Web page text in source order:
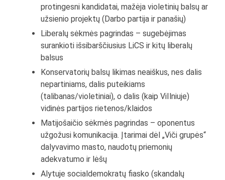
protingesni kandidatai, mažėja violetinių balsų ar
užsienio projektų (Darbo partija ir panašių)
Liberalų sėkmės pagrindas – sugebėjimas
surankioti išsibarščiusius LiCS ir kitų liberalų
balsus
Konservatorių balsų likimas neaiškus, nes dalis
nepartiniams, dalis puteikiams
(talibanas/violetiniai), o dalis (kaip ViIlniuje)
vidinės partijos rietenos/klaidos
Matijošaičio sėkmės pagrindas – oponentus
užgožusi komunikacija. Įtarimai dėl „Viči grupės“
dalyvavimo masto, naudotų priemonių
adekvatumo ir lėšų
Alytuje socialdemokratų fiasko (skandalų